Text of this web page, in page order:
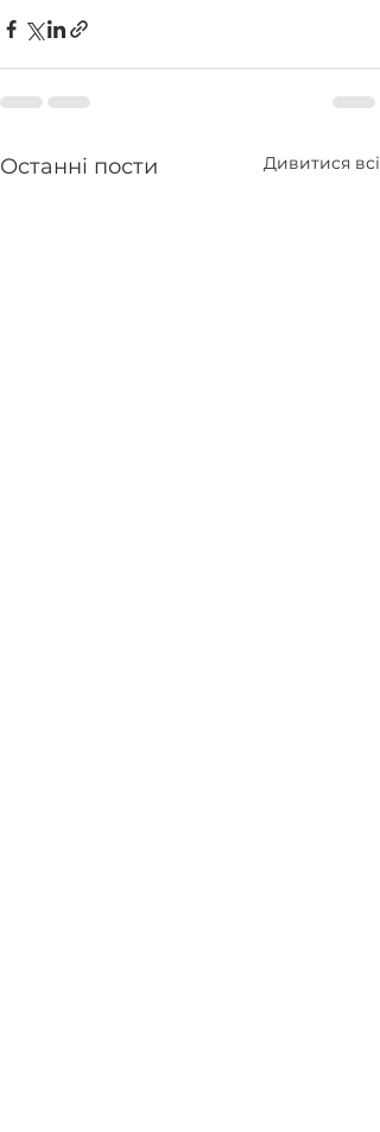
Останні пости Дивитися всі